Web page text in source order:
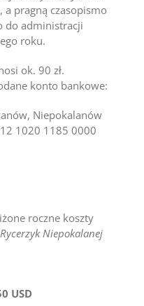
a pragną czasopismo
do administracji
roku.
ok. 90 zł.
konto bankowe:
Niepokalanów
12 1020 1185 0000
roczne koszty
Rycerzyk Niepokalanej
USD